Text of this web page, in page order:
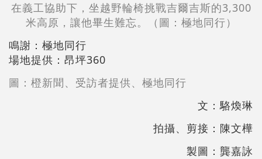
在義工協助下，坐越野輪椅挑戰吉爾吉斯的3,300
米高原，讓他畢生難忘。（圖：極地同行）
鳴謝：極地同行
場地提供：昂坪360
圖：橙新聞、受訪者提供、極地同行
文：駱煥琳
拍攝、剪接：陳文樺
製圖：龔嘉詠